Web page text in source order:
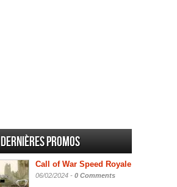
Dernières promos
Call of War Speed Royale
06/02/2024 - 0 Comments